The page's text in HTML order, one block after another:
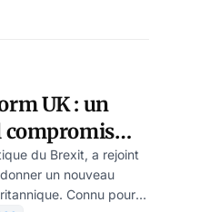
UK : un
du Brexit, a rejoint
un nouveau
Connu pour